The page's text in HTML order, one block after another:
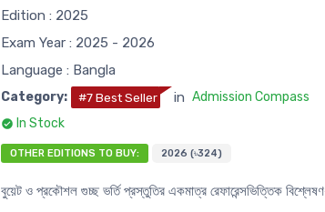
Edition : 2025
Exam Year : 2025 - 2026
Language : Bangla
Category: #7 Best Seller in Admission Compass
In Stock
OTHER EDITIONS TO BUY: 2026 (৳324)
বুয়েট ও প্রকৌশল গুচ্ছ ভর্তি প্রস্তুতির একমাত্র রেফারেন্সভিত্তিক